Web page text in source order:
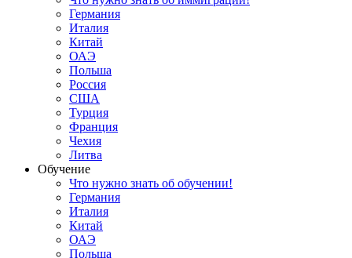
Германия
Италия
Китай
ОАЭ
Польша
Россия
США
Турция
Франция
Чехия
Литва
Обучение
Что нужно знать об обучении!
Германия
Италия
Китай
ОАЭ
Польша